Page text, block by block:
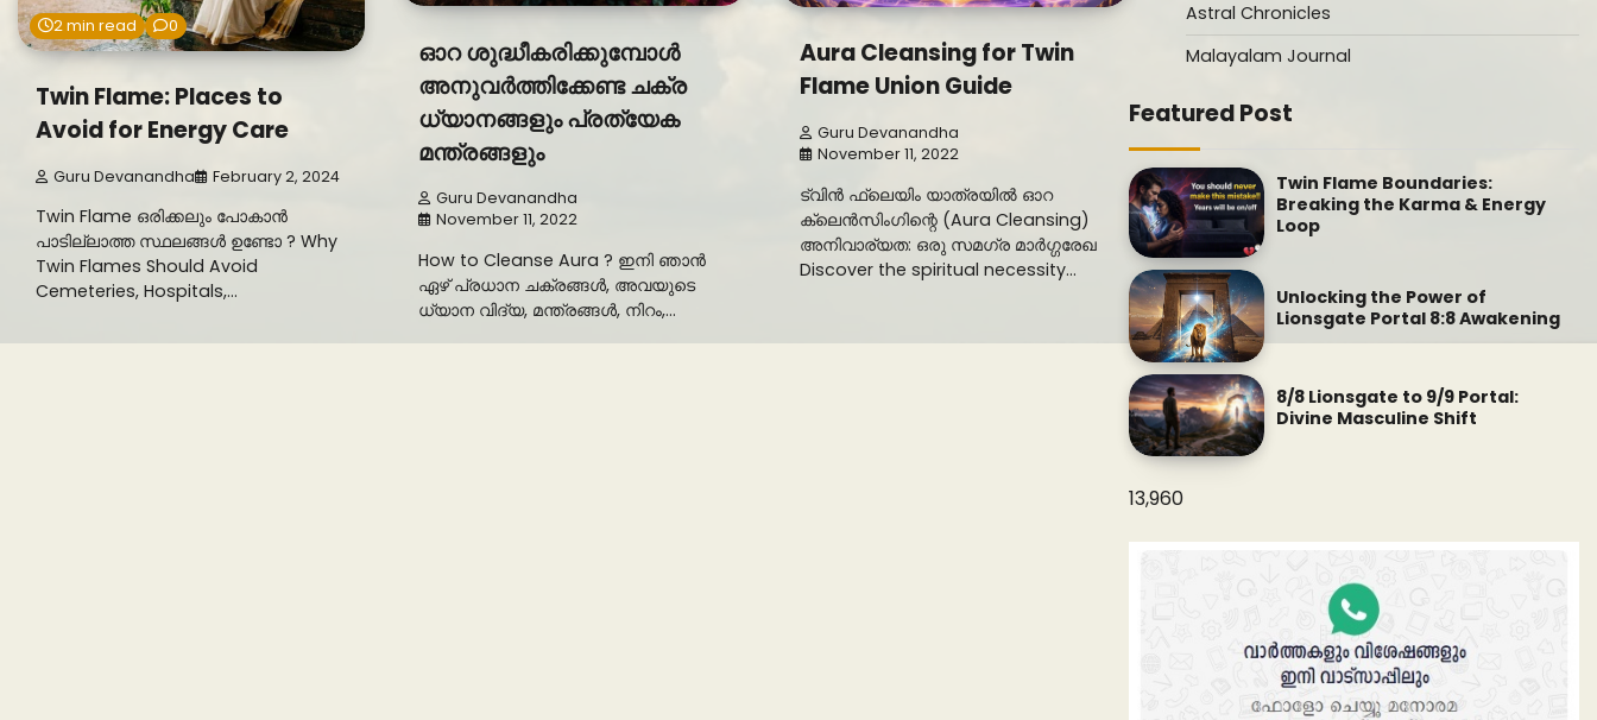
2 min read 0
Twin Flame: Places to
Avoid for Energy Care
Guru Devanandha February 2, 2024
Twin Flame ഒരിക്കലും പോകാൻ
പാടില്ലാത്ത സ്ഥലങ്ങൾ ഉണ്ടോ ? Why
Twin Flames Should Avoid
Cemeteries, Hospitals,…
ഓറ ശുദ്ധീകരിക്കുമ്പോൾ
അനുവർത്തിക്കേണ്ട ചക്ര
ധ്യാനങ്ങളും പ്രത്യേക
മന്ത്രങ്ങളും
Guru Devanandha
November 11, 2022
How to Cleanse Aura ? ഇനി ഞാൻ
ഏഴ് പ്രധാന ചക്രങ്ങൾ, അവയുടെ
ധ്യാന വിദ്യ, മന്ത്രങ്ങൾ, നിറം,…
Aura Cleansing for Twin
Flame Union Guide
Guru Devanandha
November 11, 2022
ട്വിൻ ഫ്ലെയിം യാത്രയിൽ ഓറ
ക്ലെൻസിംഗിന്റെ (Aura Cleansing)
അനിവാര്യത: ഒരു സമഗ്ര മാർഗ്ഗരേഖ
Discover the spiritual necessity…
Astral Chronicles
Malayalam Journal
Featured Post
Twin Flame Boundaries:
Breaking the Karma & Energy
Loop
Unlocking the Power of
Lionsgate Portal 8:8 Awakening
8/8 Lionsgate to 9/9 Portal:
Divine Masculine Shift
13,960